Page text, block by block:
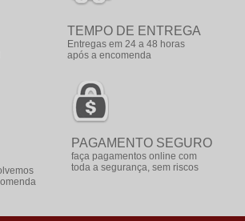
TEMPO DE ENTREGA
Entregas em 24 a 48 horas
após a encomenda
PAGAMENTO SEGURO
faça pagamentos online com
toda a segurança, sem riscos